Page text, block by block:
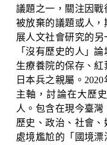
議題之一，關注因
被放棄的議題或人
展人文社會研究的另
「沒有歷史的人」
生療養院的保存、
日本兵之親屬。
主軸，討論在大歷
人。包含在現今臺
歷史、政治、社會
處境尷尬的「國境